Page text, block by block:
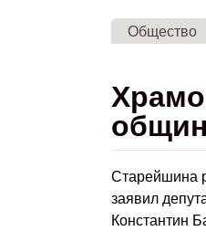
Общество
Старейшина
заявил
Константин